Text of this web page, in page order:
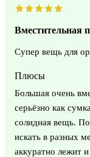
Вместительная
Супер вещь для
Плюсы
Большая очень
серьёзно как
солидная вещь.
искать в разных
аккуратно лежит